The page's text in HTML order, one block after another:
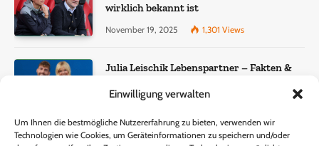
Einwilligung verwalten
Um Ihnen die bestmögliche Nutzererfahrung zu bieten, verwenden wir
Technologien wie Cookies, um Geräteinformationen zu speichern und/oder
wirklich bekannt ist
November 19, 2025 1,301 Views
Julia Leischik Lebenspartner – Fakten &
Lisa Eckhart Gewicht – Fakten, Wahrheit